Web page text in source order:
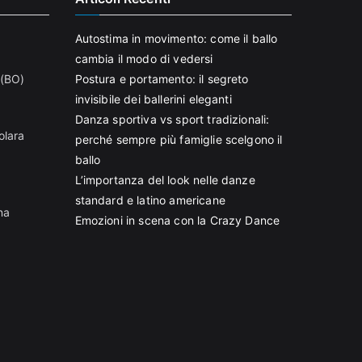
Autostima in movimento: come il ballo
cambia il modo di vedersi
Postura e portamento: il segreto
invisibile dei ballerini eleganti
Danza sportiva vs sport tradizionali:
perché sempre più famiglie scelgono il
ballo
L’importanza del look nelle danze
standard e latino americane
Emozioni in scena con la Crazy Dance